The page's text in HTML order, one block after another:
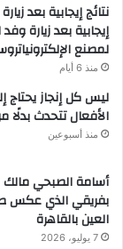
نتائج إيجابية بعد
إيجابية بعد زيارة
لمصنع
منذ 6 أيام
ليس كل إنجاز
الأفعال تتحدث بدلًا
منذ أسبوعين
أسامة الصبحي مالك
بفريقي الذي عكس
العين بالقاهرة
7 يوليو، 2026